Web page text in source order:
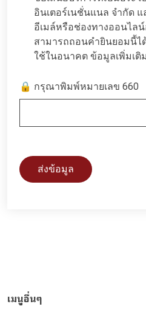
อินเตอร์เนชั่นแนล จำกัด
อีเมล์หรือช่องทางออนไล
สามารถถอนคำยินยอมนี้ไ
ใช้ในอนาคต ข้อมูลเพิ่มเติ
🔒 กรุณาพิมพ์หมายเลข 660
ส่งข้อมูล
เมนูอื่นๆ